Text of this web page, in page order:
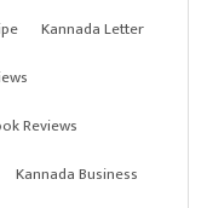
Kannada Letter
Reviews
Kannada Business